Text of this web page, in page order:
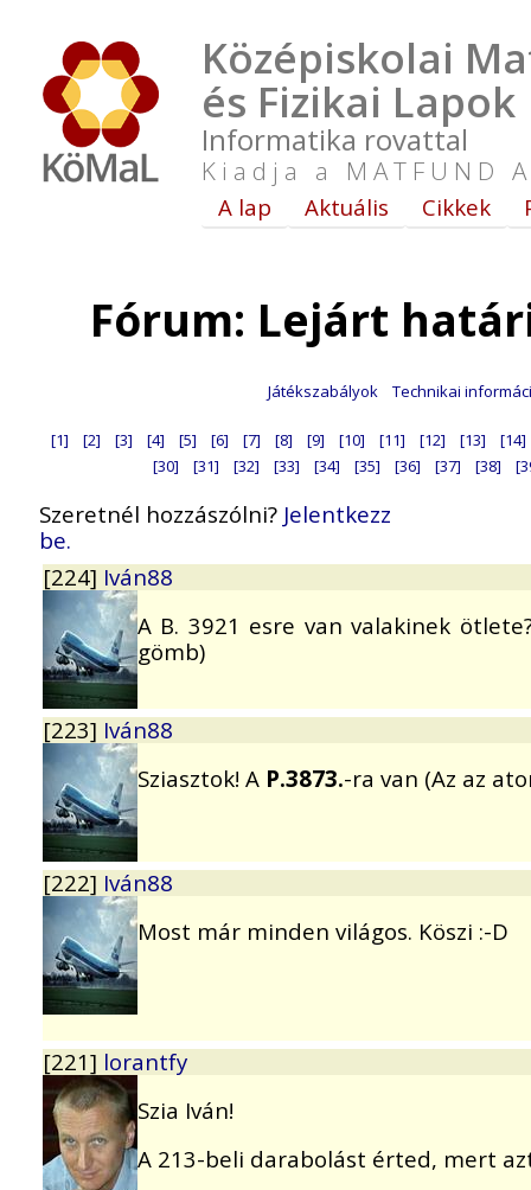
Középiskolai
és Fizikai Lapok
Informatika rovattal
Kiadja a MATFUND
A lap Aktuális Cikkek
Fórum: Lejárt
Játékszabályok Technikai
[1] [2] [3] [4] [5] [6] [7] [8] [9] [10] [11] [12] [13]
[14]
[30]
[31] [32] [33] [34] [35] [36] [37] [38]
Szeretnél hozzászólni? Jelentkezz
be.
[224] Iván88
A B. 3921 esre van valakinek
gömb)
[223] Iván88
Sziasztok! A P.3873.-ra van (Az az
[222] Iván88
Most már minden világos. Köszi :-D
[221] lorantfy
Szia Iván!
A 213-beli darabolást érted, mert